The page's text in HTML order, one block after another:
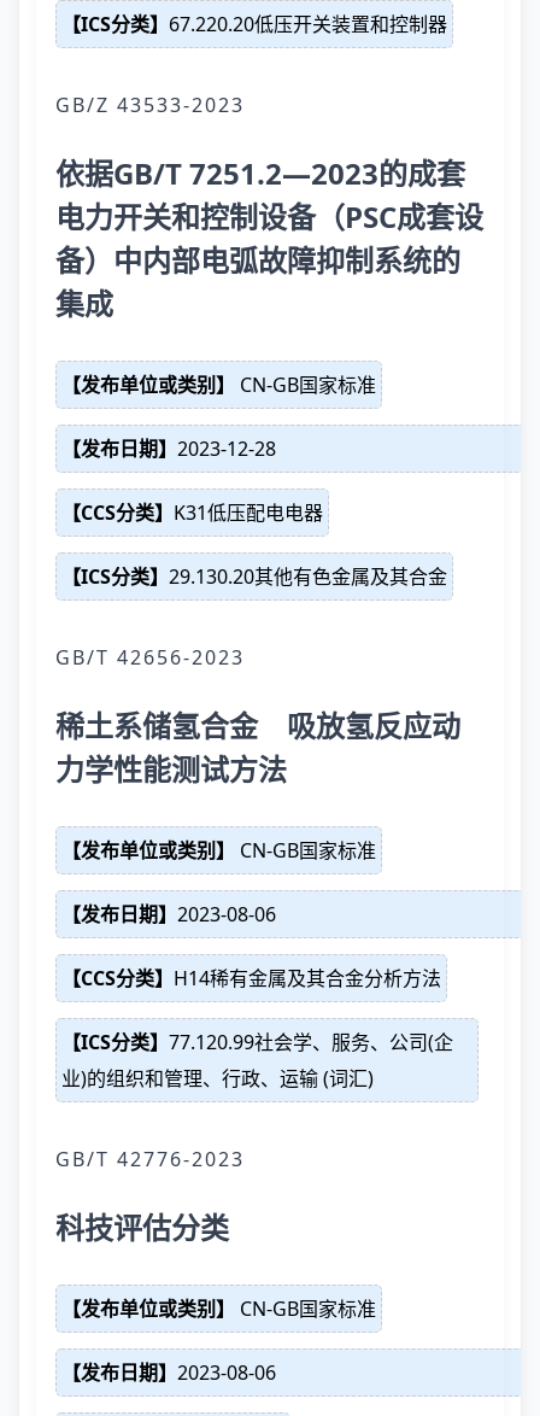
【ICS分类】 67.220.20低压开关装置和控制器
GB/Z 43533-2023
依据GB/T 7251.2—2023的成套
电力开关和控制设备（PSC成套设
备）中内部电弧故障抑制系统的
集成
【发布单位或类别】 CN-GB国家标准
【发布日期】 2023-12-28
【CCS分类】 K31低压配电电器
【ICS分类】 29.130.20其他有色金属及其合金
GB/T 42656-2023
稀土系储氢合金 吸放氢反应动
力学性能测试方法
【发布单位或类别】 CN-GB国家标准
【发布日期】 2023-08-06
【CCS分类】 H14稀有金属及其合金分析方法
【ICS分类】 77.120.99社会学、服务、公司(企
业)的组织和管理、行政、运输 (词汇)
GB/T 42776-2023
科技评估分类
【发布单位或类别】 CN-GB国家标准
【发布日期】 2023-08-06